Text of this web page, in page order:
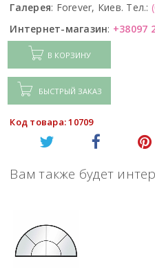
Галерея: Forever, Киев. Тел.:
Интернет-магазин: +38097
В КОРЗИНУ
БЫСТРЫЙ ЗАКАЗ
Код товара: 10709
Вам также будет